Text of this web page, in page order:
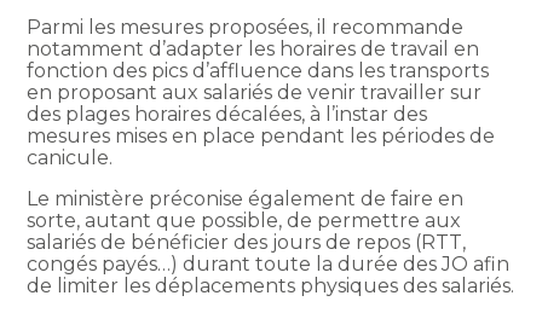
Parmi les mesures proposées, il recommande
notamment d’adapter les horaires de travail en
fonction des pics d’affluence dans les transports
en proposant aux salariés de venir travailler sur
des plages horaires décalées, à l’instar des
mesures mises en place pendant les périodes de
canicule.
Le ministère préconise également de faire en
sorte, autant que possible, de permettre aux
salariés de bénéficier des jours de repos (RTT,
congés payés…) durant toute la durée des JO afin
de limiter les déplacements physiques des salariés.